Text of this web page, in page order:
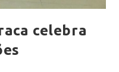
celebra